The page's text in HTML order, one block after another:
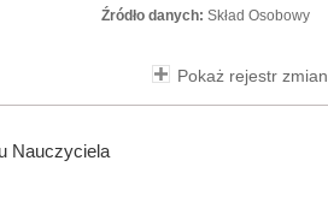
Źródło danych: Skład Osobowy
Pokaż rejestr zmian
Nauczyciela